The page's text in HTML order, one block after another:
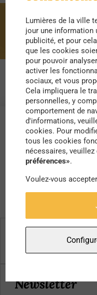
Newsletter
Lumières de la ville
jour une information
publicité, et pour
que les cookies
pour pouvoir
activer les
sociaux, et vous
Cela impliquera le
personnelles, y
comportement de
d'informations,
cookies. Pour
tous les cookies
nécessaires,
préférences».
Voulez-vous